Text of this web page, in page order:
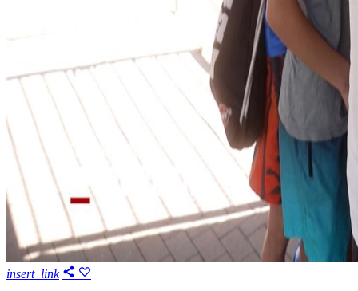
insert_link